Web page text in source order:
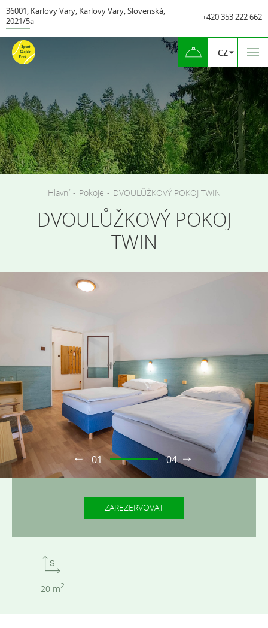
+420 353 222 662
36001, Karlovy Vary, Karlovy Vary,Slovenská,
2021/5а
CZ
Hlavní - Pokoje - DVOULŮŽKOVÝ POKOJ TWIN
DVOULŮŽKOVÝ POKOJ
TWIN
01 04
ZAREZERVOVAT
20 m2